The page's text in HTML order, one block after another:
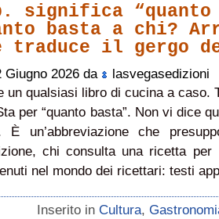
significa “quanto
basta a chi?
traduce il gergo
Giugno 2026 da
lasvegasedizioni
un qualsiasi libro di cucina a caso.
per “quanto basta”. Non vi dice
È un’abbreviazione che
chi consulta una ricetta
nel mondo dei ricettari: testi
Inserito in Cultura,